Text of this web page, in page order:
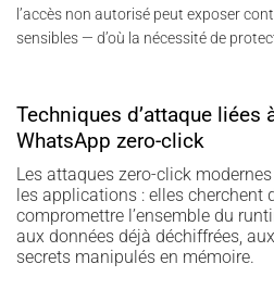
l’accès non autorisé peut exposer
sensibles — d’où la nécessité de
Techniques d’attaque liées
WhatsApp zero-click
Les attaques zero-click
les applications : elles cherchent
compromettre l’ensemble du
aux données déjà déchiffrées,
secrets manipulés en mémoire.